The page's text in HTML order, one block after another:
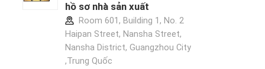
hồ sơ nhà sản xuất
Room 601, Building 1, No. 2
Haipan Street, Nansha Street,
Nansha District, Guangzhou City
,Trung Quốc